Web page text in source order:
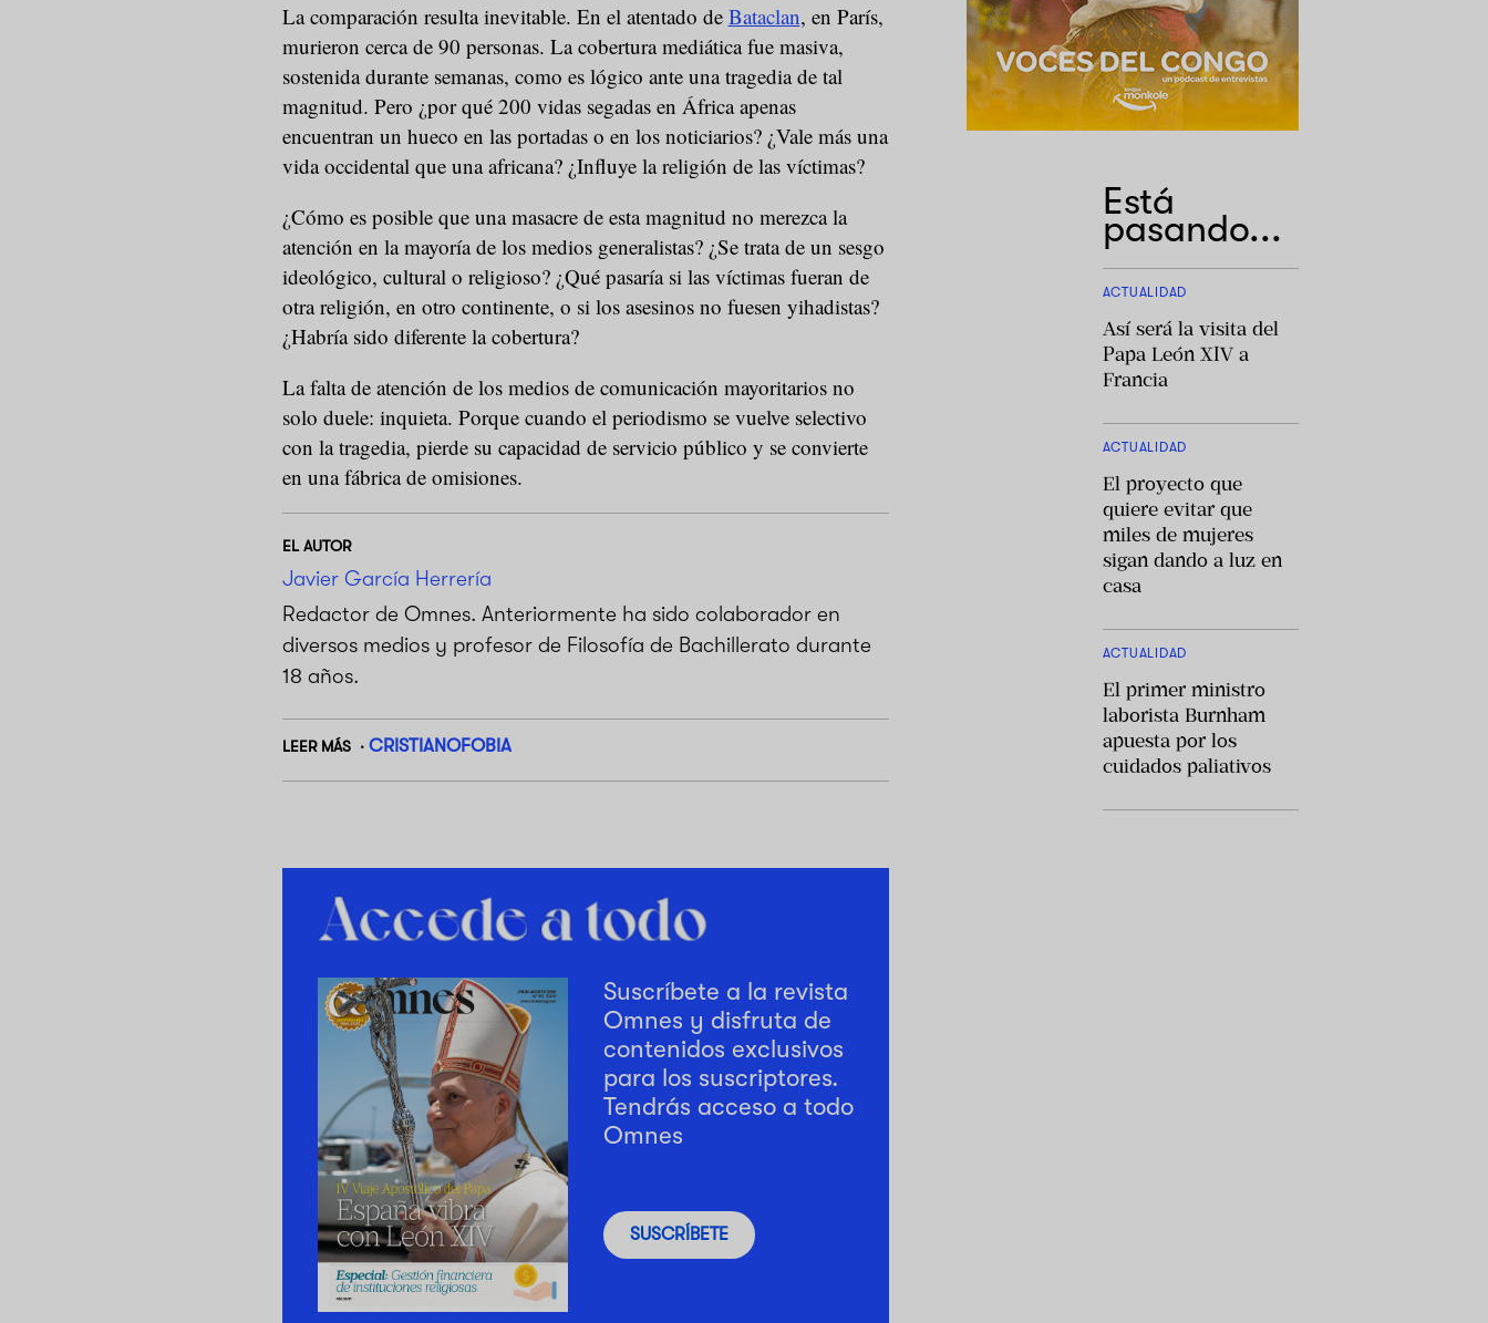
La comparación resulta inevitable. En el atentado de Bataclan, en París,
murieron cerca de 90 personas. La cobertura mediática fue masiva,
sostenida durante semanas, como es lógico ante una tragedia de tal
magnitud. Pero ¿por qué 200 vidas segadas en África apenas
encuentran un hueco en las portadas o en los noticiarios? ¿Vale más una
vida occidental que una africana? ¿Influye la religión de las víctimas?
¿Cómo es posible que una masacre de esta magnitud no merezca la
atención en la mayoría de los medios generalistas? ¿Se trata de un sesgo
ideológico, cultural o religioso? ¿Qué pasaría si las víctimas fueran de
otra religión, en otro continente, o si los asesinos no fuesen yihadistas?
¿Habría sido diferente la cobertura?
La falta de atención de los medios de comunicación mayoritarios no
solo duele: inquieta. Porque cuando el periodismo se vuelve selectivo
con la tragedia, pierde su capacidad de servicio público y se convierte
en una fábrica de omisiones.
EL AUTOR
Javier García Herrería
Redactor de Omnes. Anteriormente ha sido colaborador en
diversos medios y profesor de Filosofía de Bachillerato durante
18 años.
LEER MÁS CRISTIANOFOBIA
Está
pasando...
ACTUALIDAD
Así será la visita del
Papa León XIV a
Francia
ACTUALIDAD
El proyecto que
quiere evitar que
miles de mujeres
sigan dando a luz en
casa
ACTUALIDAD
El primer ministro
laborista Burnham
apuesta por los
cuidados paliativos
Suscríbete a la revista
Omnes y disfruta de
contenidos exclusivos
para los suscriptores.
Tendrás acceso a todo
Omnes
SUSCRÍBETE